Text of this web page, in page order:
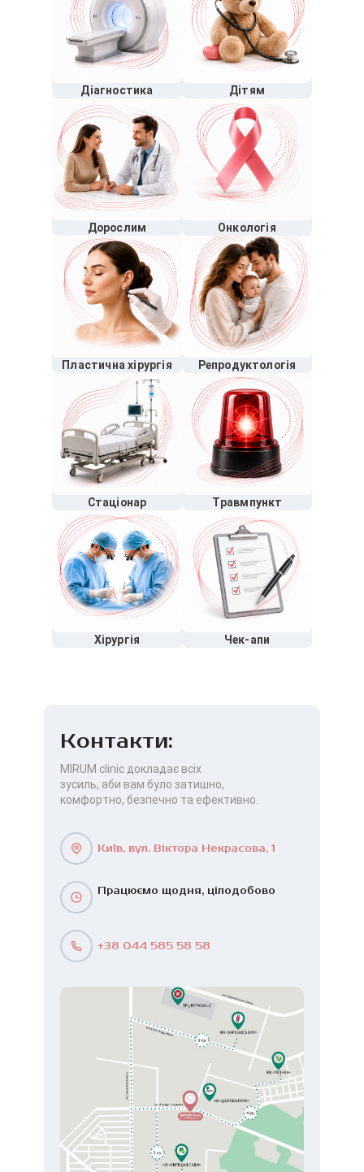
Діагностика Дітям
Дорослим Онкологія
Пластична хірургія Репродуктологія
Стаціонар Травмпункт
Хірургія Чек-апи
Контакти:
MIRUM clinic докладає всіх
зусиль, аби вам було затишно,
комфортно, безпечно та ефективно.
Київ, вул. Віктора Некрасова, 1
Працюємо щодня, цілодобово
+38 044 585 58 58